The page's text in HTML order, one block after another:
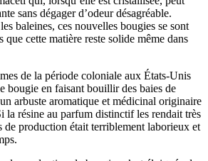
sans dégager d’odeur désagréable.
baleines, ces nouvelles bougies se sont
que cette matière reste solide même dans
de la période coloniale aux États-Unis
bougie en faisant bouillir des baies de
arbuste aromatique et médicinal originaire
la résine au parfum distinctif les rendait très
de production était terriblement laborieux et